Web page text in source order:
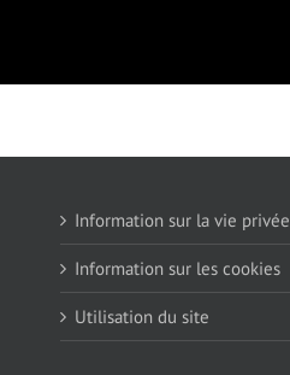
Information sur la vie privée
Information sur les cookies
Utilisation du site